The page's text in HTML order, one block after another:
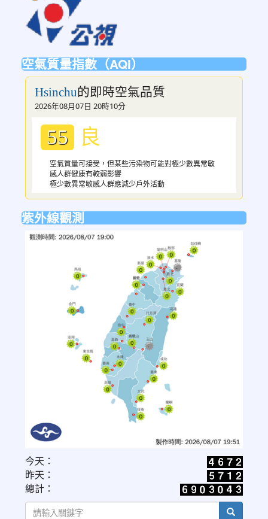
空氣質量指數（AQI）
Hsinchu的即時空氣品質
2026年08月07日 20時10分
55 良
空氣質量可接受，但某些污染物可能對極少數異常敏
感人群健康有較弱影響
極少數異常敏感人群應減少戶外活動
紫外線觀測
link
to
https://www.cwa.gov.tw/V8/C/W/OBS_UVI.html
今天：
昨天：
總計：
search